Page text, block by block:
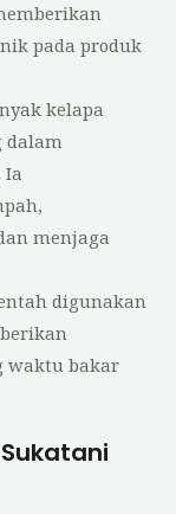
pada produk
kelapa
dalam
Ia
menjaga
digunakan
waktu bakar